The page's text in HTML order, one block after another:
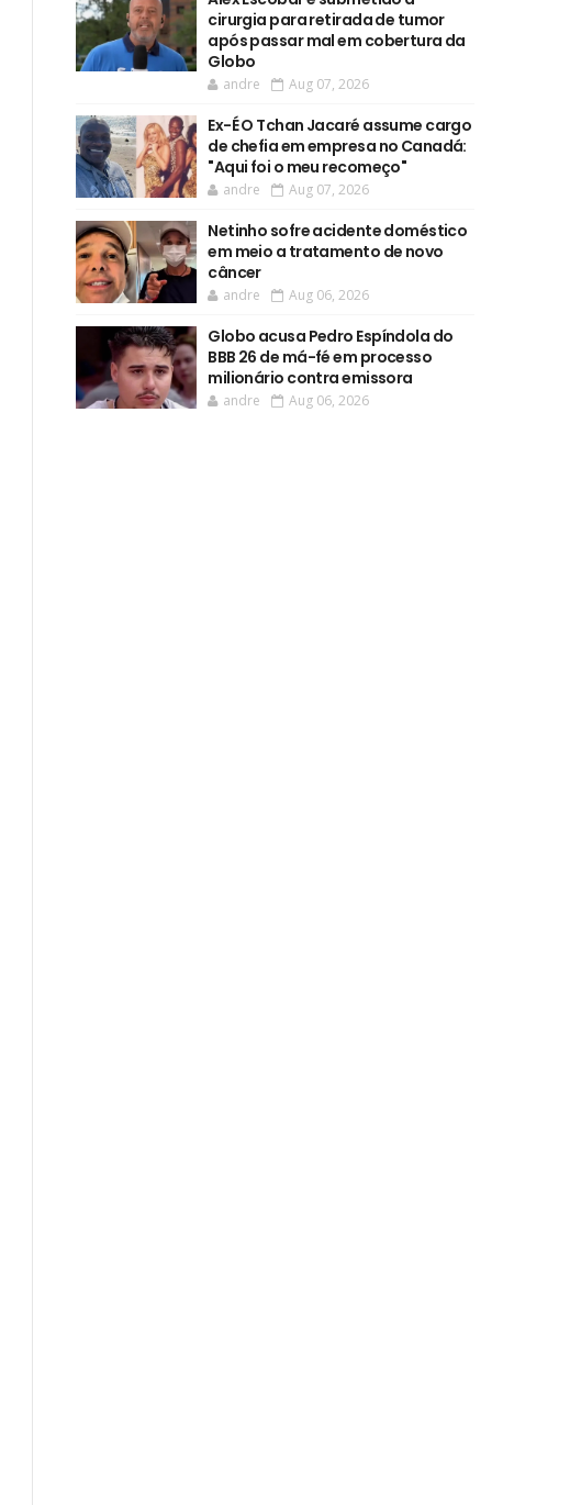
cirurgia para retirada de tumor
após passar mal em cobertura da
Globo
andre Aug 07, 2026
Ex-É O Tchan Jacaré assume cargo
de chefia em empresa no Canadá:
"Aqui foi o meu recomeço"
andre Aug 07, 2026
Netinho sofre acidente doméstico
em meio a tratamento de novo
câncer
andre Aug 06, 2026
Globo acusa Pedro Espíndola do
BBB 26 de má-fé em processo
milionário contra emissora
andre Aug 06, 2026